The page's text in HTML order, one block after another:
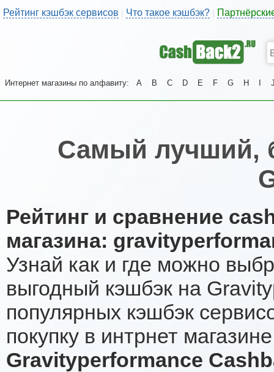
Рейтинг кэшбэк сервисов | Что такое кэшбэк?
Интернет магазины по алфавиту: A B C D E F G H
Самый лучший,
Рейтинг и сравнение
магазина:
Узнай как и где можно
выгодный кэшбэк на
популярных кэшбэк
покупку в интрнет
Gravityperformance